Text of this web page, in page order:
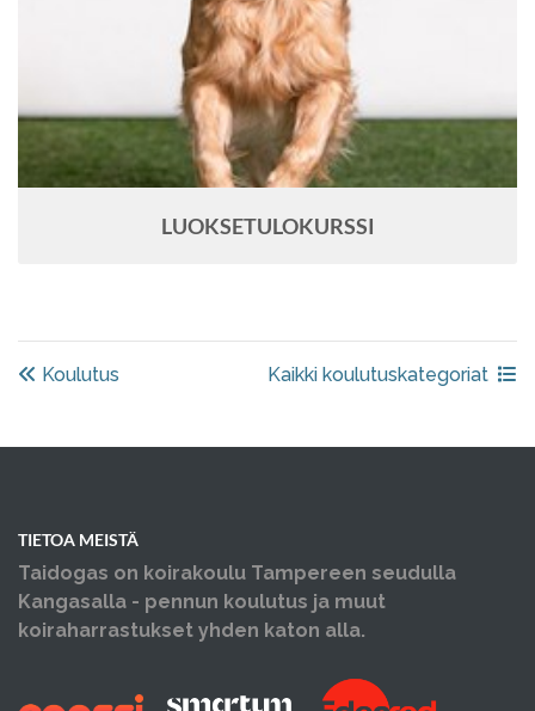
LUOKSETULOKURSSI
Koulutus Kaikki koulutuskategoriat
TIETOA MEISTÄ
Taidogas on koirakoulu Tampereen seudulla
Kangasalla - pennun koulutus ja muut
koiraharrastukset yhden katon alla.